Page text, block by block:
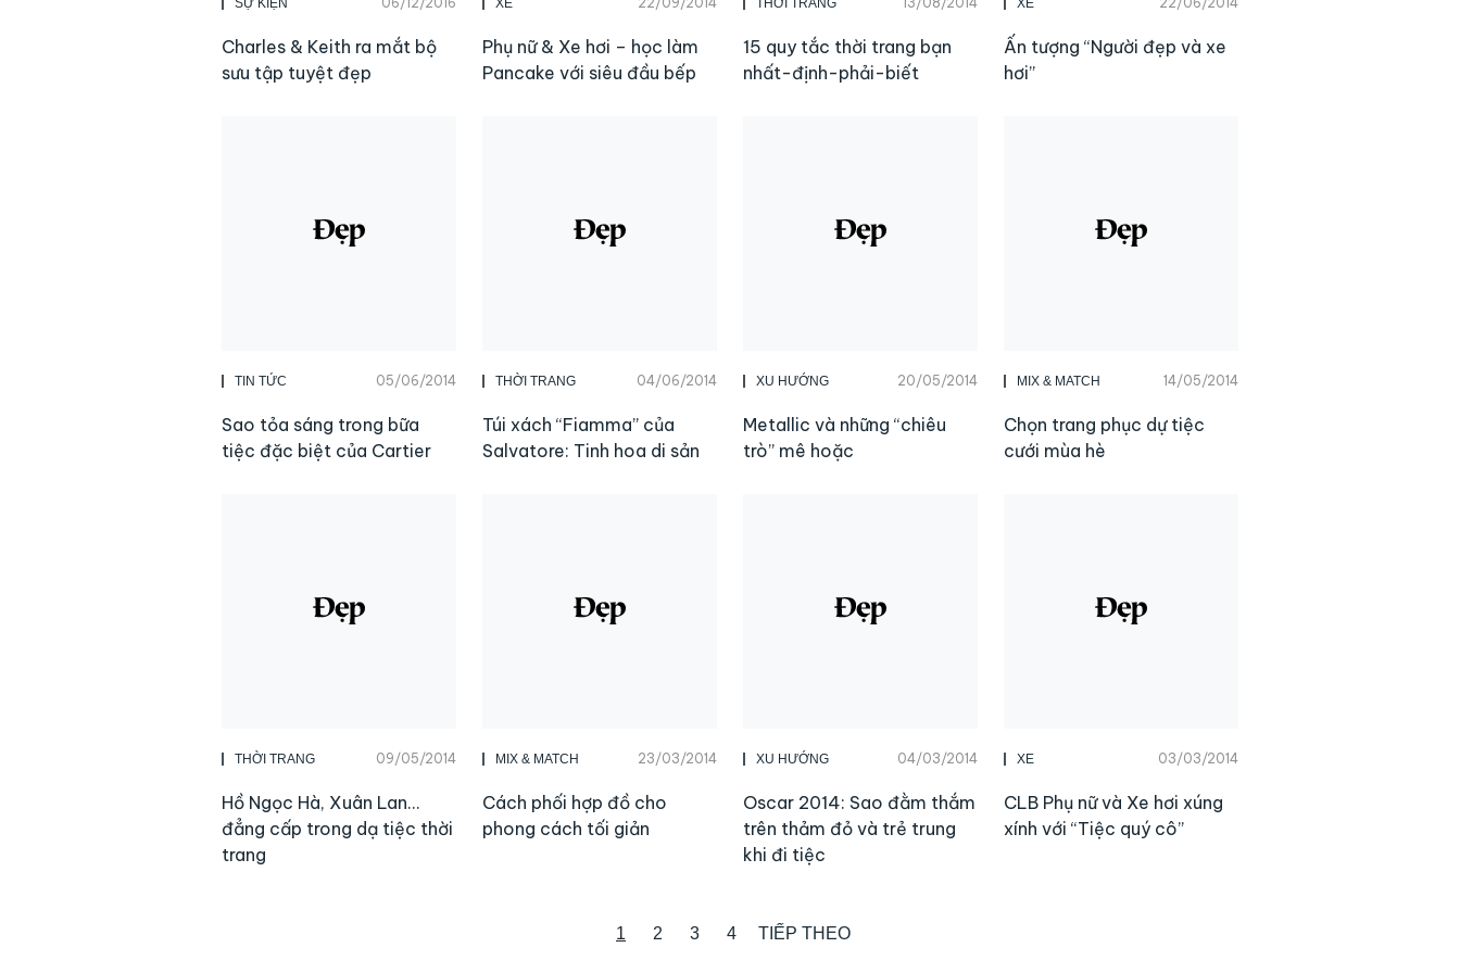
Charles & Keith ra mắt bộ
sưu tập tuyệt đẹp
Phụ nữ & Xe hơi – học làm
Pancake với siêu đầu bếp
15 quy tắc thời trang bạn
nhất-định-phải-biết
Ấn tượng “Người đẹp và xe
hơi”
TIN TỨC 05/06/2014
Sao tỏa sáng trong bữa
tiệc đặc biệt của Cartier
THỜI TRANG 04/06/2014
Túi xách “Fiamma” của
Salvatore: Tinh hoa di sản
XU HƯỚNG 20/05/2014
Metallic và những “chiêu
trò” mê hoặc
MIX & MATCH 14/05/2014
Chọn trang phục dự tiệc
cưới mùa hè
THỜI TRANG 09/05/2014
Hồ Ngọc Hà, Xuân Lan…
đẳng cấp trong dạ tiệc thời
trang
MIX & MATCH 23/03/2014
Cách phối hợp đồ cho
phong cách tối giản
XU HƯỚNG 04/03/2014
Oscar 2014: Sao đằm thắm
trên thảm đỏ và trẻ trung
khi đi tiệc
XE 03/03/2014
CLB Phụ nữ và Xe hơi xúng
xính với “Tiệc quý cô”
1 2 3 4 TIẾP THEO